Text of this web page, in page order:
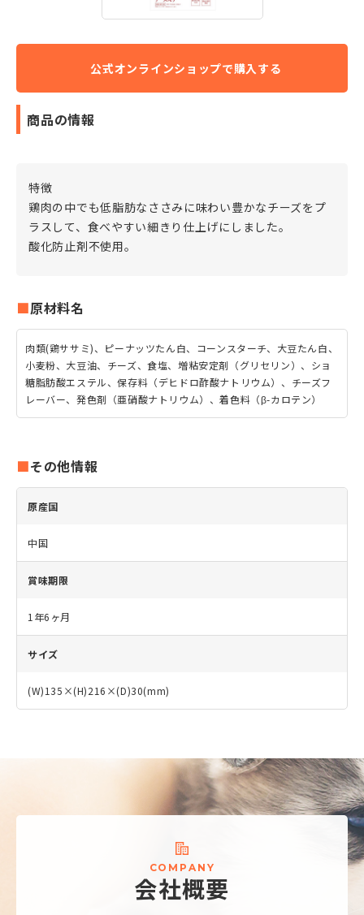
商品の情報
特徴
鶏肉の中でも低脂肪なささみに味わい豊かなチーズをプ
ラスして、食べやすい細きり仕上げにしました。
酸化防止剤不使用。
原材料名
肉類(鶏ササミ)、ピーナッツたん白、コーンスターチ、大豆たん白、
小麦粉、大豆油、チーズ、食塩、増粘安定剤（グリセリン）、ショ
糖脂肪酸エステル、保存料（デヒドロ酢酸ナトリウム）、チーズフ
レーバー、発色剤（亜硝酸ナトリウム）、着色料（β-カロテン）
その他情報
原産国
中国
賞味期限
1年6ヶ月
サイズ
(W)135×(H)216×(D)30(mm)
CO M P A N Y
会社概要